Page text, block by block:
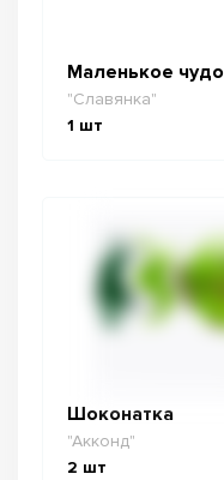
Маленькое чудо
"Славянка"
1 шт
Шоконатка
"Акконд"
2 шт